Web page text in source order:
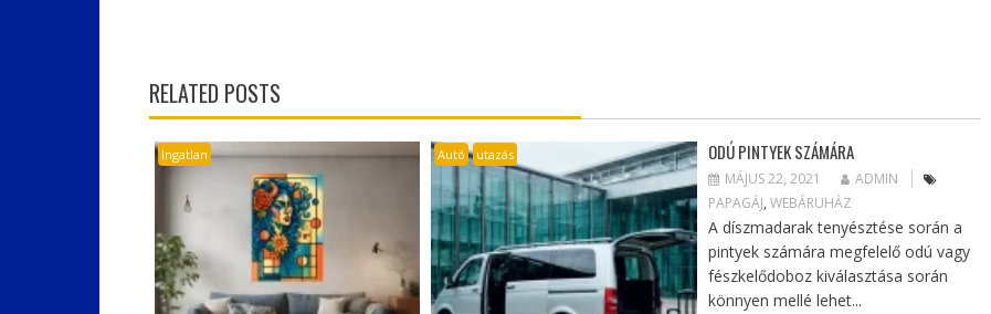
RELATED POSTS
Ingatlan Autó utazás ODÚ PINTYEK SZÁMÁRA
MÁJUS 22, 2021
ADMIN
PAPAGÁJ,WEBÁRUHÁZ
A díszmadarak tenyésztése során a
pintyek számára megfelelő odú vagy
fészkelődoboz kiválasztása során
könnyen mellé lehet...